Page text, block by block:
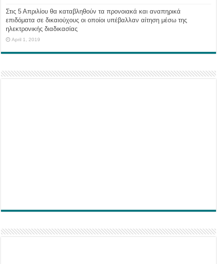
Στις 5 Απριλίου θα καταβληθούν τα προνοιακά και αναπηρικά
επιδόματα σε δικαιούχους οι οποίοι υπέβαλλαν αίτηση μέσω της
ηλεκτρονικής διαδικασίας
April 1, 2019